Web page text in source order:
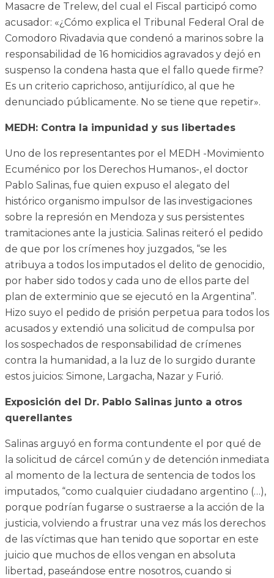
Masacre de Trelew, del cual el Fiscal participó como
acusador: «¿Cómo explica el Tribunal Federal Oral de
Comodoro Rivadavia que condenó a marinos sobre la
responsabilidad de 16 homicidios agravados y dejó en
suspenso la condena hasta que el fallo quede firme?
Es un criterio caprichoso, antijurídico, al que he
denunciado públicamente. No se tiene que repetir».
MEDH: Contra la impunidad y sus libertades
Uno de los representantes por el MEDH -Movimiento
Ecuménico por los Derechos Humanos-, el doctor
Pablo Salinas, fue quien expuso el alegato del
histórico organismo impulsor de las investigaciones
sobre la represión en Mendoza y sus persistentes
tramitaciones ante la justicia. Salinas reiteró el pedido
de que por los crímenes hoy juzgados, “se les
atribuya a todos los imputados el delito de genocidio,
por haber sido todos y cada uno de ellos parte del
plan de exterminio que se ejecutó en la Argentina”.
Hizo suyo el pedido de prisión perpetua para todos los
acusados y extendió una solicitud de compulsa por
los sospechados de responsabilidad de crímenes
contra la humanidad, a la luz de lo surgido durante
estos juicios: Simone, Largacha, Nazar y Furió.
Exposición del Dr. Pablo Salinas junto a otros
querellantes
Salinas arguyó en forma contundente el por qué de
la solicitud de cárcel común y de detención inmediata
al momento de la lectura de sentencia de todos los
imputados, “como cualquier ciudadano argentino (…),
porque podrían fugarse o sustraerse a la acción de la
justicia, volviendo a frustrar una vez más los derechos
de las víctimas que han tenido que soportar en este
juicio que muchos de ellos vengan en absoluta
libertad, paseándose entre nosotros, cuando si